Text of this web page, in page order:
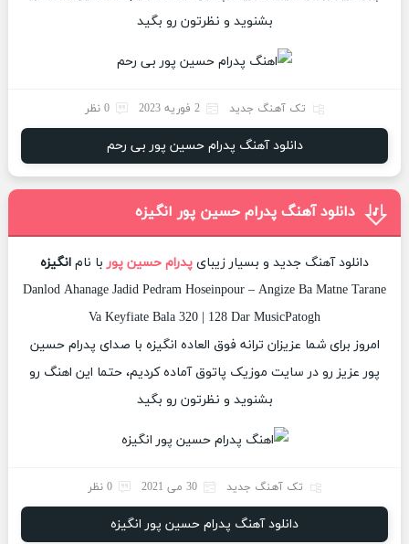
بشنوید و نظرتون رو بگید
تک آهنگ جدید 2 فوریه 2023 0 نظر
دانلود آهنگ پدرام حسین پور بی رحم
دانلود آهنگ پدرام حسین پور انگیزه
دانلود آهنگ جدید و بسیار زیبای پدرام حسین پور با نام انگیزه
Danlod Ahanage Jadid Pedram Hoseinpour – Angize Ba Matne Tarane
Va Keyfiate Bala 320 | 128 Dar MusicPatogh
امروز برای شما عزیزان ترانه فوق العاده انگیزه با صدای پدرام حسین
پور عزیز رو در سایت موزیک پاتوق آماده کردیم، حتما این اهنگ رو
بشنوید و نظرتون رو بگید
تک آهنگ جدید 30 می 2021 0 نظر
دانلود آهنگ پدرام حسین پور انگیزه